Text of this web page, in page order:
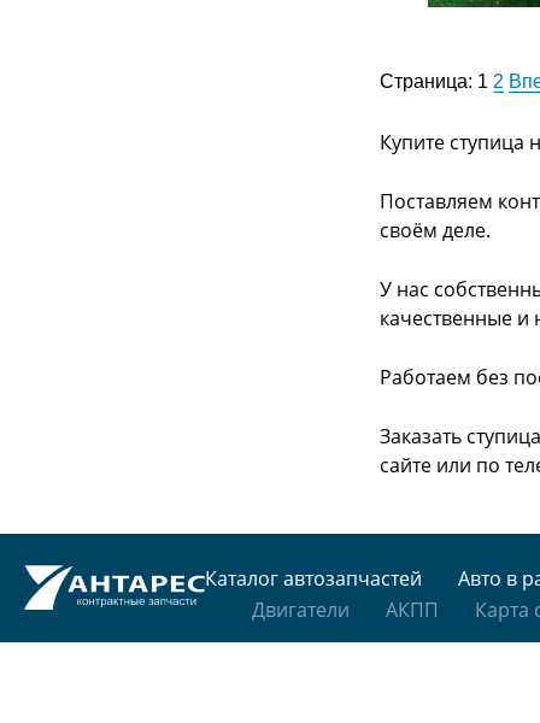
Страница: 1 2
Купите
Поставляем
своём деле.
У нас
качественные и
Работаем без
Заказать
сайте или по
Каталог автозапчастей
Авто в
Двигатели
АКПП Карта